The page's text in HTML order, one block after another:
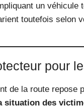
un
toutefois selon
pour
de la route repose
situation des